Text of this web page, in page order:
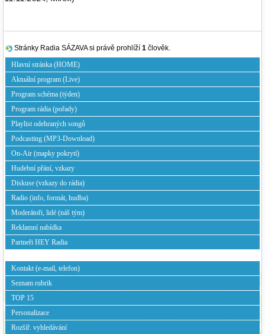
Stránky Radia SÁZAVA si právě prohlíží 1 člověk.
Hlavní stránka (HOME)
Aktuální program (Live)
Program schéma (týden)
Program rádia (pořady)
Playlist odehraných songů
Podcasting (MP3-Download)
On-Air (mapky pokrytí)
Hudební přání, vzkazy
Diskuse (vzkazy do rádia)
Radio (info, formát, hudba)
Moderátoři, lidé (náš tým)
Reklamní nabídka
Partneři HEY Radia
Kontakt (e-mail, telefon)
Seznam rubrik
TOP 15
Personalizace
Rozšíř. vyhledávání